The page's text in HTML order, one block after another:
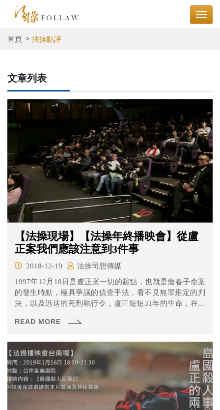
首頁 法操點評
文章列表
【法操現場】【法操年終播映會】從盧
正案我們應該注意到3件事
2018-12-19
法操司想傳媒
1997年12月18日是盧正案一切的起點，也就是詹春子命案
的發生時點，極具爭議的偵查手法，看不見無罪推定的判
決，以及迅速的死刑執行令，盧正短短31年的生命，在司
READ MORE